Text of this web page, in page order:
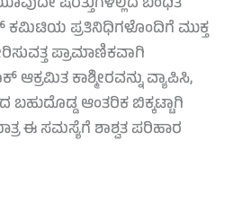
ಕಮಿಟಿಯ ಪ್ರತಿನಿಧಿಗಳೊಂದಿಗೆ ಮುಕ್ತ
ಪ್ರಾಮಾಣಿಕವಾಗಿ
ಕಾಶ್ಮೀರವನ್ನು ವ್ಯಾಪಿಸಿ,
ಆಂತರಿಕ ಬಿಕ್ಕಟ್ಟಾಗಿ
ಈ ಸಮಸ್ಯೆಗೆ ಶಾಶ್ವತ ಪರಿಹಾರ